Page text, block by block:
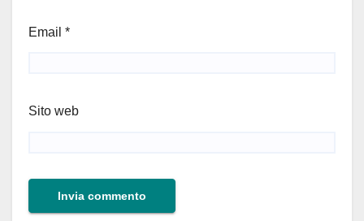
Email *
Sito web